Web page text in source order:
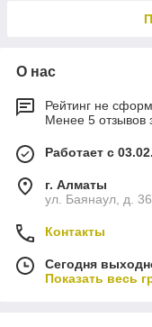
О нас
Рейтинг не
Менее 5 отзывов
Работает с
г. Алматы
ул. Баянаул, д.
Контакты
Сегодня
Показать весь